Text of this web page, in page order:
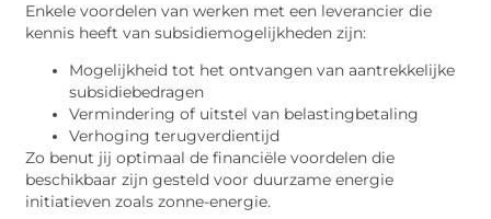
Enkele voordelen van werken met een leverancier die
kennis heeft van subsidiemogelijkheden zijn:
Mogelijkheid tot het ontvangen van aantrekkelijke
subsidiebedragen
Vermindering of uitstel van belastingbetaling
Verhoging terugverdientijd
Zo benut jij optimaal de financiële voordelen die
beschikbaar zijn gesteld voor duurzame energie
initiatieven zoals zonne-energie.